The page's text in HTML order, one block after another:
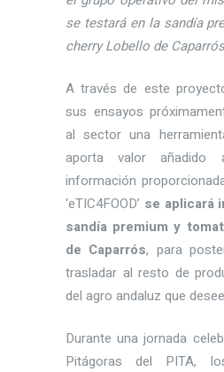
se testará en la sandía
cherry Lobello de
A través de este
sus ensayos
al sector una
aporta valor
información
‘eTIC4FOOD’ se aplicará
sandía premium y
de Caparrós, para
trasladar al resto de
del agro andaluz que
Durante una jornada
Pitágoras del PITA,